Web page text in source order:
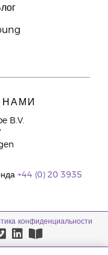
B.V.
+44 (0) 20 3935
конфиденциальности